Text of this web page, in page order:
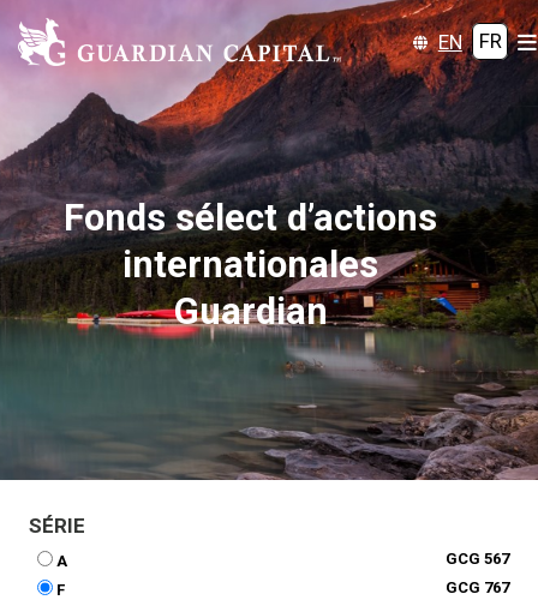
EN FR
Fonds sélect d’actions
internationales
Guardian
SÉRIE
A
GCG 567
F
GCG 767